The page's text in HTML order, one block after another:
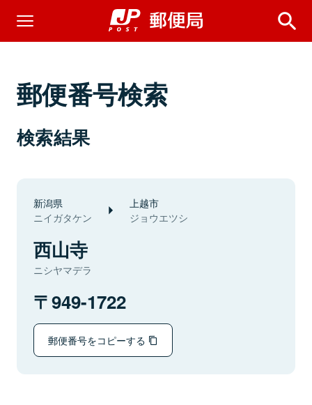
郵便番号検索
検索結果
新潟県
ニイガタケン
上越市
ジョウエツシ
西山寺
ニシヤマデラ
949-1722
郵便番号をコピーする